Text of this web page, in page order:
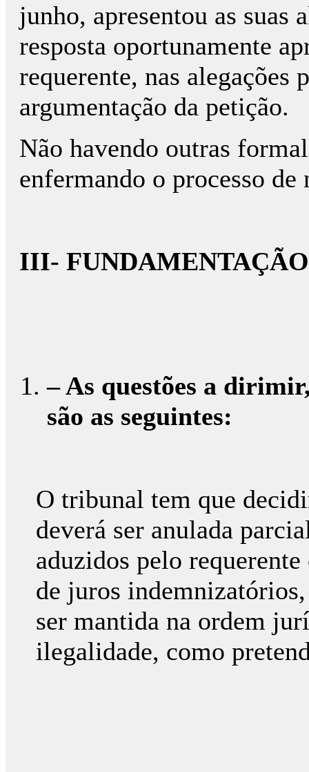
junho, apresentou as suas
resposta oportunamente
requerente, nas alegações
argumentação da petição.
Não havendo outras
enfermando o processo
III- FUNDAMENTAÇÃO
– As questões a
são as seguintes:
O tribunal tem que
deverá ser anulada
aduzidos pelo
de juros
ser mantida na ordem
ilegalidade, como